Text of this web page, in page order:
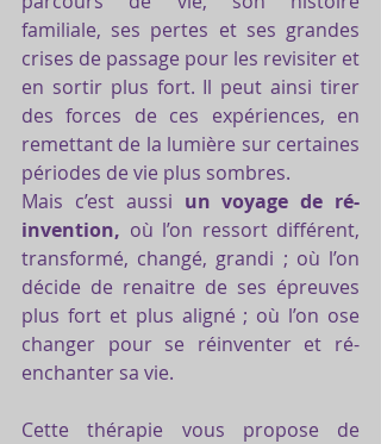
familiale, ses pertes et ses grandes
crises de passage pour les revisiter et
en sortir plus fort. Il peut ainsi tirer
des forces de ces expériences, en
remettant de la lumière sur certaines
périodes de vie plus sombres.
Mais c’est aussi un voyage de ré-
invention, où l’on ressort différent,
transformé, changé, grandi ; où l’on
décide de renaitre de ses épreuves
plus fort et plus aligné ; où l’on ose
changer pour se réinventer et ré-
enchanter sa vie.